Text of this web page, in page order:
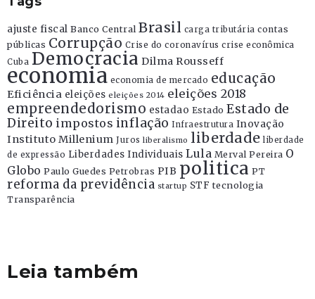
ajuste fiscal Banco Central Brasil carga tributária contas
públicas Corrupção Crise do coronavírus crise econômica
Cuba Democracia Dilma Rousseff
economia economia de mercado educação
Eficiência eleições eleições 2014 eleições 2018
empreendedorismo estadao Estado Estado de
Direito impostos inflação Infraestrutura Inovação
Instituto Millenium Juros liberalismo liberdade liberdade
de expressão Liberdades Individuais Lula Merval Pereira O
Globo Paulo Guedes Petrobras PIB politica PT
reforma da previdência startup STF tecnologia
Transparência
Leia também